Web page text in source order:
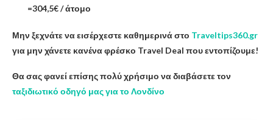
=304,5€ / άτομο
Μην ξεχνάτε να εισέρχεστε καθημερινά στο Traveltips360.gr
για μην χάνετε κανένα φρέσκο Travel Deal που εντοπίζουμε!
Θα σας φανεί επίσης πολύ χρήσιμο να διαβάσετε τον
ταξιδιωτικό οδηγό μας για το Λονδίνο